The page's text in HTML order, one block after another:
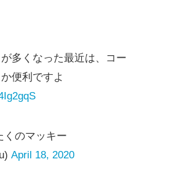
多くなった最近は、コー
便利ですよ
のマッキー
April 18, 2020